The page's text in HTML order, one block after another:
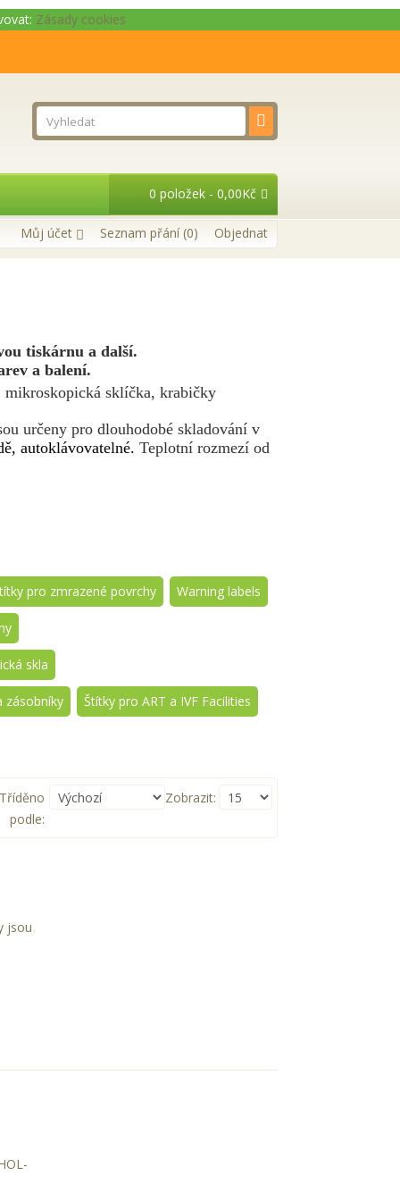
Zásady cookies
0 položek - 0,00Kč
Můj účet Seznam přání (0) Objednat
tiskárnu a další.
a balení.
sklíčka, krabičky
určeny pro dlouhodobé skladování v
autoklávovatelné. Teplotní rozmezí od
pro zmrazené povrchy Warning labels
skla
zásobníky Štítky pro ART a IVF Facilities
Zobrazit:
Tříděno
podle:
jsou